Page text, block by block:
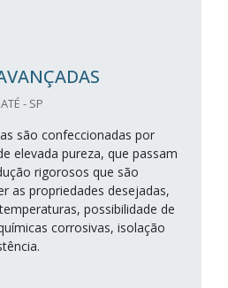
- SP
são confeccionadas por
elevada pureza, que passam
rigorosos que são
as propriedades desejadas,
possibilidade de
corrosivas, isolação